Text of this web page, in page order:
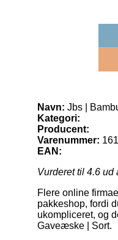
Navn: Jbs |
Kategori:
Producent:
Varenummer:
EAN:
Vurderet til 4.6 ud
Flere online
pakkeshop, fordi
ukompliceret, og
Gaveæske | Sort.